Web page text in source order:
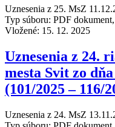
Uznesenia z 25. MsZ
Typ súboru: PDF
Vložené: 15. 12. 2025
Uznesenia z 24.
mesta Svit zo
(101/2025 – 116/
Uznesenia z 24. MsZ